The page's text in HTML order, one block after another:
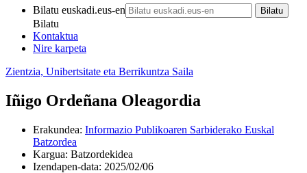
Bilatu euskadi.eus-en
Bilatu
Kontaktua
Nire karpeta
Zientzia, Unibertsitate eta Berrikuntza Saila
Iñigo Ordeñana Oleagordia
Erakundea: Informazio Publikoaren Sarbiderako Euskal
Batzordea
Kargua: Batzordekidea
Izendapen-data: 2025/02/06